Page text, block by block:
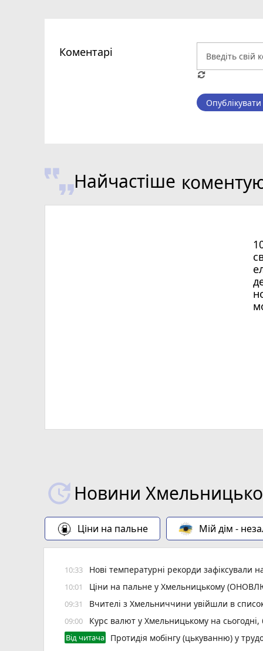
Коментарі
Найчастіше
Новини
Ціни на пальне Мій дім -
10:33 Нові температурні рекорди зафіксували
10:01 Ціни на пальне у Хмельницькому
09:31 Вчителі з Хмельниччини увійшли в
09:00 Курс валют у Хмельницькому на
Від читача
Протидія мобінгу (цькуванню) у